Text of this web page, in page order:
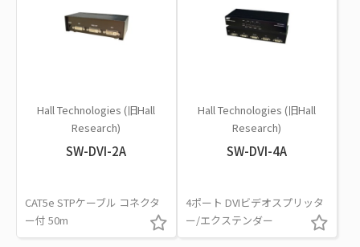
Hall Technologies (旧Hall
Research)
SW-DVI-2A
CAT5e STPケーブル コネクタ
ー付 50m
Hall Technologies (旧Hall
Research)
SW-DVI-4A
4ポート DVIビデオスプリッタ
ー/エクステンダー